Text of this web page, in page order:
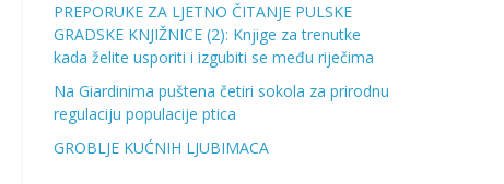
PREPORUKE ZA LJETNO ČITANJE PULSKE
GRADSKE KNJIŽNICE (2): Knjige za trenutke
kada želite usporiti i izgubiti se među riječima
Na Giardinima puštena četiri sokola za prirodnu
regulaciju populacije ptica
GROBLJE KUĆNIH LJUBIMACA